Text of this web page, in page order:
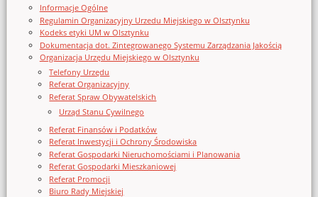
Informacje Ogólne
Regulamin Organizacyjny Urzedu Miejskiego w Olsztynku
Kodeks etyki UM w Olsztynku
Dokumentacja dot. Zintegrowanego Systemu Zarządzania Jakością
Organizacja Urzędu Miejskiego w Olsztynku
Telefony Urzędu
Referat Organizacyjny
Referat Spraw Obywatelskich
Urząd Stanu Cywilnego
Referat Finansów i Podatków
Referat Inwestycji i Ochrony Środowiska
Referat Gospodarki Nieruchomościami i Planowania
Referat Gospodarki Mieszkaniowej
Referat Promocji
Biuro Rady Miejskiej